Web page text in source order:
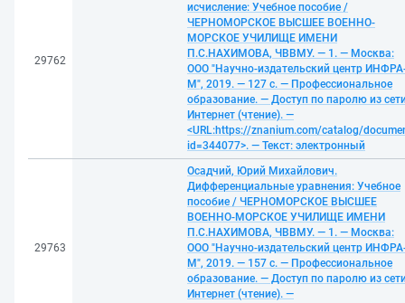
29762
исчисление: Учебное пособие /
ЧЕРНОМОРСКОЕ ВЫСШЕЕ ВОЕННО-
МОРСКОЕ УЧИЛИЩЕ ИМЕНИ
П.С.НАХИМОВА, ЧВВМУ. — 1. — Москва:
ООО "Научно-издательский центр
М", 2019. — 127 с. — Профессиональное
образование. — Доступ по паролю из
Интернет (чтение). —
<URL:https://znanium.com/catalog/
id=344077>. — Текст: электронный
29763
Осадчий, Юрий Михайлович.
Дифференциальные уравнения: Учебное
пособие / ЧЕРНОМОРСКОЕ ВЫСШЕЕ
ВОЕННО-МОРСКОЕ УЧИЛИЩЕ ИМЕНИ
П.С.НАХИМОВА, ЧВВМУ. — 1. — Москва:
ООО "Научно-издательский центр
М", 2019. — 157 с. — Профессиональное
образование. — Доступ по паролю из
Интернет (чтение). —